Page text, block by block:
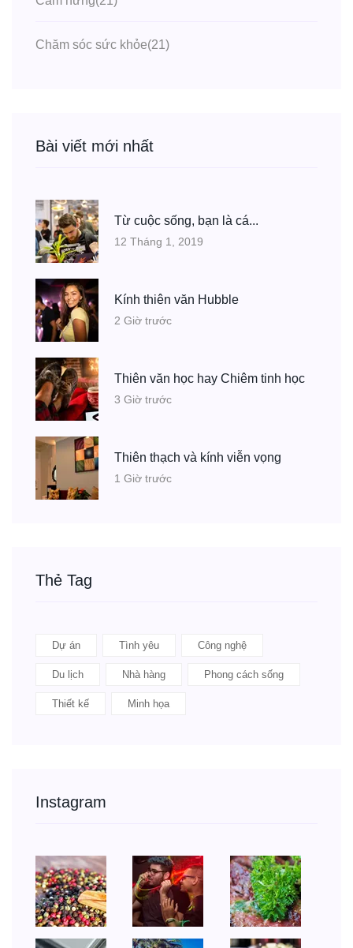
Chăm sóc sức khỏe(21)
Bài viết mới nhất
Từ cuộc sống, bạn là cá...
12 Tháng 1, 2019
Kính thiên văn Hubble
2 Giờ trước
Thiên văn học hay Chiêm tinh học
3 Giờ trước
Thiên thạch và kính viễn vọng
1 Giờ trước
Thẻ Tag
Dự án Tình yêu Công nghệ
Du lịch Nhà hàng Phong cách sống
Thiết kế Minh họa
Instagram